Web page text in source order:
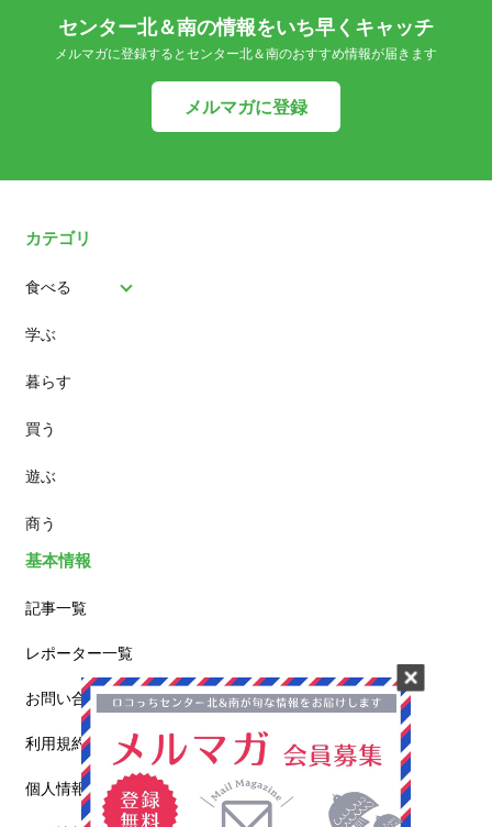
センター北＆南の情報をいち早くキャッチ
メルマガに登録するとセンター北＆南のおすすめ情報が届きます
メルマガに登録
カテゴリ
食べる
パン
スイーツ
ランチ
カフェ
学ぶ
暮らす
買う
遊ぶ
商う
基本情報
記事一覧
レポーター一覧
お問い合わせ
利用規約
個人情報保護方針